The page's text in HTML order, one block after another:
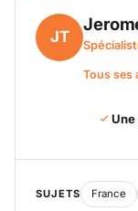
JT
Tous ses
SUJETS France